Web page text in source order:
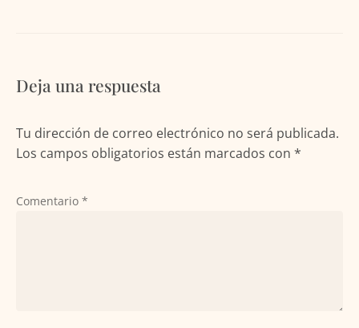
Deja una respuesta
Tu dirección de correo electrónico no será publicada.
Los campos obligatorios están marcados con *
Comentario *